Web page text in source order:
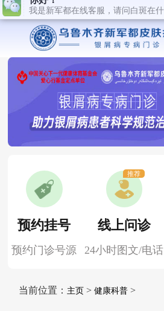
预约挂号
预约门诊号源
线上问诊
24小时图文/电话
推荐
当前位置： 主页> 健康科普>